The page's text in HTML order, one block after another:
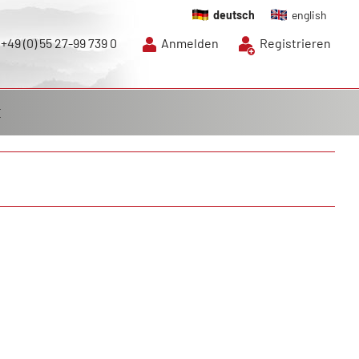
deutsch english
+49 (0) 55 27-99 739 0 Anmelden Registrieren